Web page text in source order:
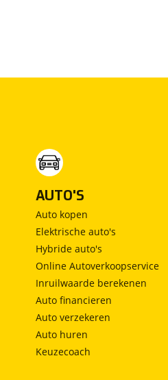
AUTO'S
Auto kopen
Elektrische auto's
Hybride auto's
Online Autoverkoopservice
Inruilwaarde berekenen
Auto financieren
Auto verzekeren
Auto huren
Keuzecoach